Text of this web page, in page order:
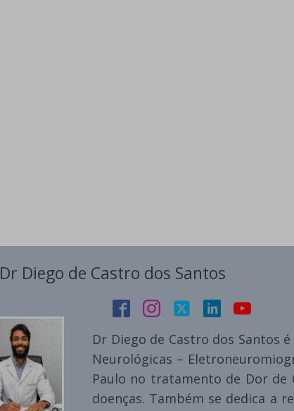
Dr Diego de Castro dos Santos
Dr Diego de Castro dos Santos
Neurológicas –
Paulo no tratamento de Dor de
doenças. Também se dedica a